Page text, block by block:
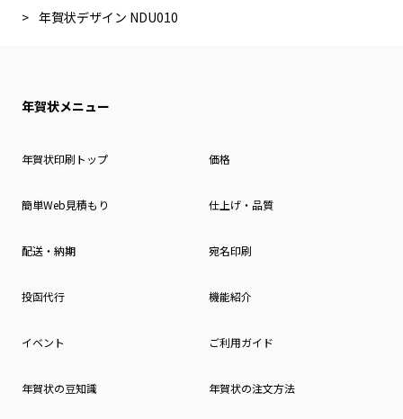
年賀状デザイン NDU010
年賀状メニュー
年賀状印刷トップ 価格
簡単Web見積もり 仕上げ・品質
配送・納期 宛名印刷
投函代行 機能紹介
イベント ご利用ガイド
年賀状の豆知識 年賀状の注文方法